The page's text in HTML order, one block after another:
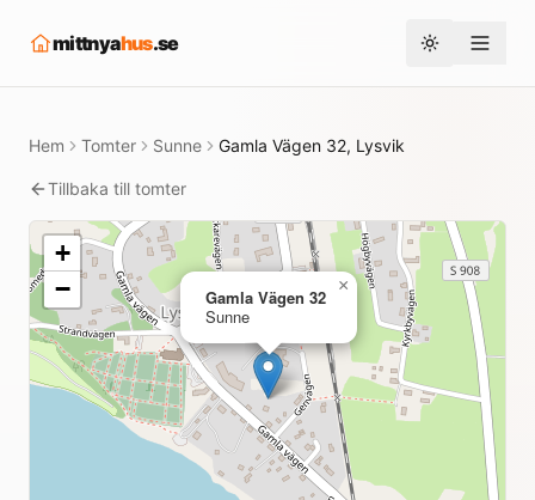
mittnyahus.se Toggle theme
Hem Tomter Sunne Gamla Vägen 32, Lysvik
Tillbaka till tomter
Gamla Vägen 32
Sunne
×
+
−